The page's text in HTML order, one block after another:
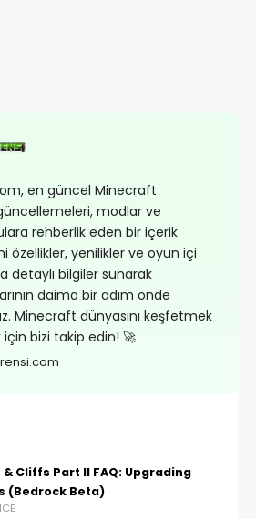
en güncel Minecraft
modlar ve
rehberlik eden bir içerik
özellikler, yenilikler ve oyun içi
detaylı bilgiler sunarak
daima bir adım önde
Minecraft dünyasını keşfetmek
bizi takip edin! 🚀
& Cliffs Part ll FAQ: Upgrading
(Bedrock Beta)